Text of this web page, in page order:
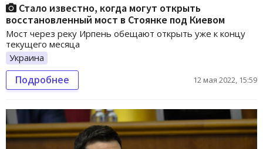
Стало известно, когда могут открыть
восстановленный мост в Стоянке под Киевом
Мост через реку Ирпень обещают открыть уже к концу
текущего месяца
Украина
Подробнее 12 мая 2022, 15:59